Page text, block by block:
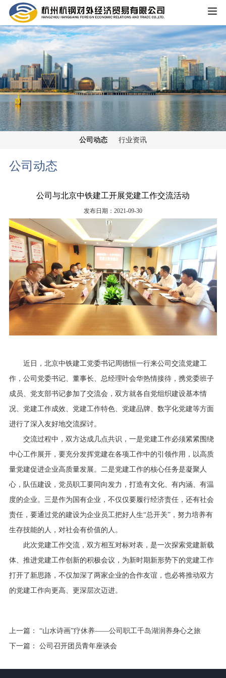
HOME
公司概况
公司简介
大事记
荣誉资质
企业文化
主营业务
锰矿板块
黑色金属板块
煤焦板块
党群工作
新闻中心
行业资讯
重大信息公开
招贤纳士
联系我们
English
公司动态 行业资讯
公司动态
公司与北京中铁建工开展党建工作交流活动
发布日期：2021-09-30
近日，北京中铁建工党委书记周德恒一行来公司交流党建工
作，公司党委书记、董事长、总经理叶会华热情接待，携党委班子
成员、党支部书记参加了交流会，双方就各自党组织建设基本情
况、党建工作成效、党建工作特色、党建品牌、数字化党建等方面
进行了深入友好地交流探讨。
交流过程中，双方达成几点共识，一是党建工作必须紧紧围绕
中心工作展开，要充分发挥党建在各项工作中的引领作用，以高质
量党建促进企业高质量发展。二是党建工作的核心任务是凝聚人
心，队伍建设，党员职工要同向发力，打造有文化、有内涵、有温
度的企业。三是作为国有企业，不仅仅要履行经济责任，还有社会
责任，要通过党的建设为企业员工把好人生“总开关”，努力培养有
生存技能的人，对社会有价值的人。
此次党建工作交流，双方相互对标对表，是一次探索党建新载
体、推进党建工作创新的积极会议，为新时期新形势下的党建工作
打开了新思路，不仅加深了两家企业的合作友谊，也必将推动双方
的党建工作向更高、更深层次迈进。
上一篇： “山水诗画”疗休养——公司职工千岛湖润养身心之旅
下一篇： 公司召开团员青年座谈会